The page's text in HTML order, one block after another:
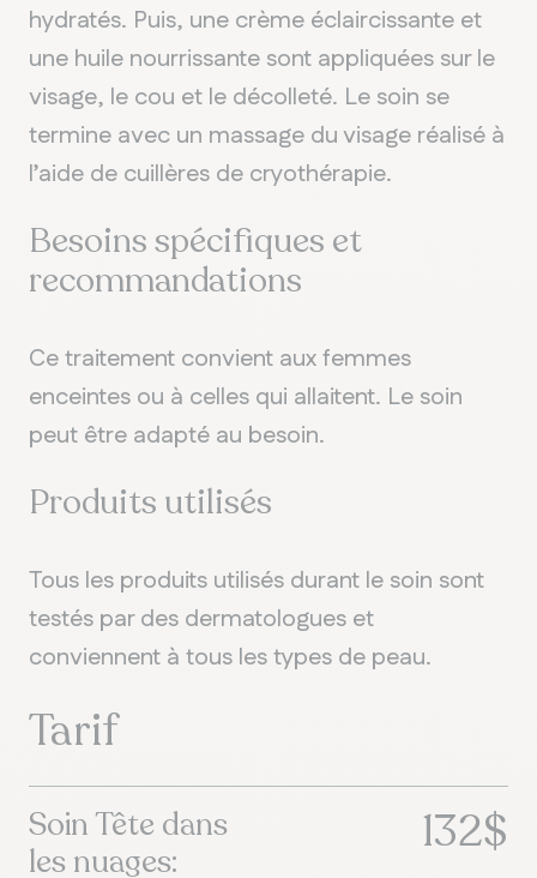
hydratés. Puis, une crème éclaircissante et
une huile nourrissante sont appliquées sur le
visage, le cou et le décolleté. Le soin se
termine avec un massage du visage réalisé à
l’aide de cuillères de cryothérapie.
Besoins spécifiques et
recommandations
Ce traitement convient aux femmes
enceintes ou à celles qui allaitent. Le soin
peut être adapté au besoin.
Produits utilisés
Tous les produits utilisés durant le soin sont
testés par des dermatologues et
conviennent à tous les types de peau.
Tarif
Soin Tête dans
les nuages:
132$